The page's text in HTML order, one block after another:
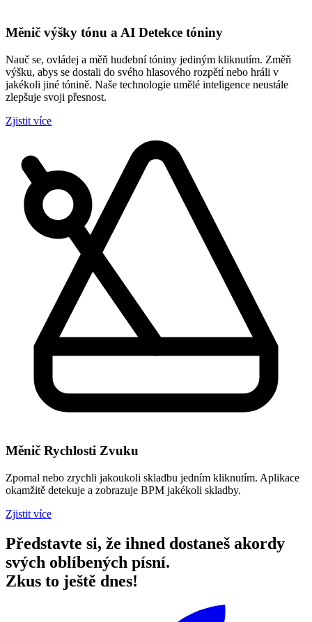
Měnič výšky tónu a AI Detekce tóniny
Nauč se, ovládej a měň hudební tóniny jediným kliknutím. Změň
výšku, abys se dostali do svého hlasového rozpětí nebo hráli v
jakékoli jiné tónině. Naše technologie umělé inteligence neustále
zlepšuje svoji přesnost.
Zjistit více
Měnič Rychlosti Zvuku
Zpomal nebo zrychli jakoukoli skladbu jedním kliknutím. Aplikace
okamžitě detekuje a zobrazuje BPM jakékoli skladby.
Zjistit více
Představte si, že ihned dostaneš akordy
svých oblíbených písní.
Zkus to ještě dnes!